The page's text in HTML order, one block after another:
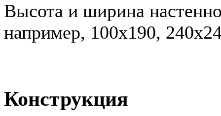
Высота и ширина
например, 100х190,
Конструкция